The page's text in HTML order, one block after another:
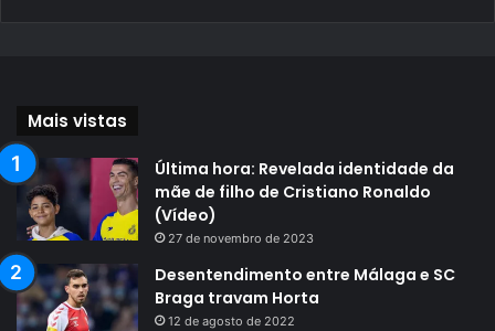
Mais vistas
Última hora: Revelada identidade da
mãe de filho de Cristiano Ronaldo
(Vídeo)
27 de novembro de 2023
Desentendimento entre Málaga e SC
Braga travam Horta
12 de agosto de 2022